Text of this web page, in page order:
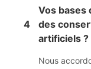
4
Vos bases
des
artificiels ?
Nous